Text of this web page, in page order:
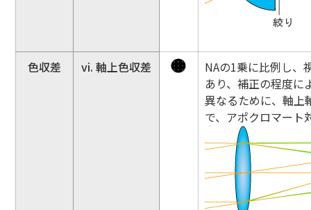
色収差 vi. 軸上色収差
NAの1乗に比例し、
あり、補正の程度に
異なるために、軸上
で、アポクロマート